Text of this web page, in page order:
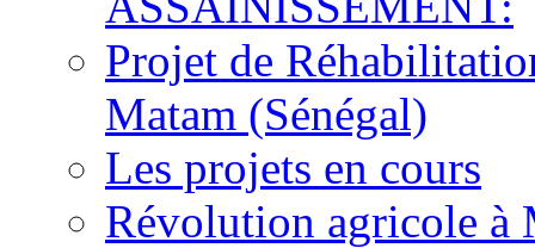
Projet de
Matam (Sénégal)
Les projets en cours
Révolution agricole à